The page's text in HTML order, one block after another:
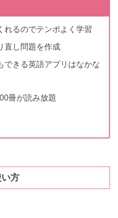
れるのでテンポよく学習
直し問題を作成
できる英語アプリはなかな
冊が読み放題
方